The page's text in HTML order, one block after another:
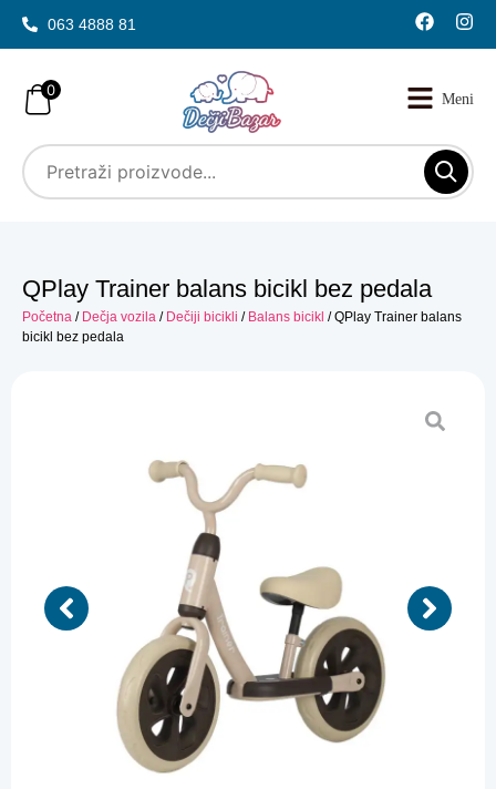
063 4888 81
0
QPlay Trainer balans bicikl bez pedala
Početna / Dečja vozila / Dečiji bicikli / Balans bicikl / QPlay Trainer balans
bicikl bez pedala